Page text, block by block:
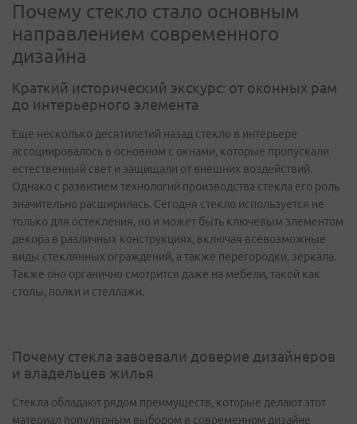
Почему стекло стало основным
направлением современного
дизайна
Краткий исторический экскурс: от оконных рам
до интерьерного элемента
Еще несколько десятилетий назад стекло в интерьере
ассоциировалось в основном с окнами, которые пропускали
естественный свет и защищали от внешних воздействий.
Однако с развитием технологий производства стекла его роль
значительно расширилась. Сегодня стекло используется не
только для остекления, но и может быть ключевым элементом
декора в различных конструкциях, включая всевозможные
виды стеклянных ограждений, а также перегородки, зеркала.
Также оно органично смотрится даже на мебели, такой как
столы, полки и стеллажи.
Почему стекла завоевали доверие дизайнеров
и владельцев жилья
Стекла обладают рядом преимуществ, которые делают этот
материал популярным выбором в современном дизайне